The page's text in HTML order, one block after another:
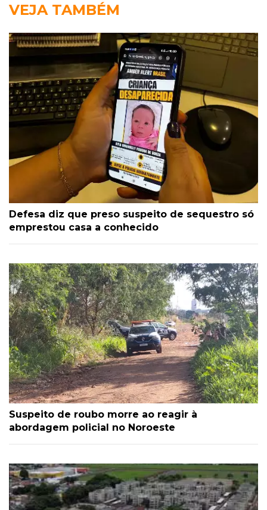
VEJA TAMBÉM
Defesa diz que preso suspeito de sequestro só
emprestou casa a conhecido
Suspeito de roubo morre ao reagir à
abordagem policial no Noroeste